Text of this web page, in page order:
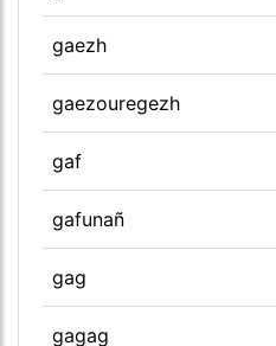
gaezh
gaezouregezh
gaf
gafunañ
gag
gagag